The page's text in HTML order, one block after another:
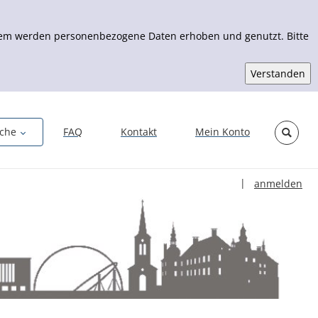
werden personenbezogene Daten erhoben und genutzt. Bitte
FAQ Kontakt Mein Konto
| anmelden
Sprache